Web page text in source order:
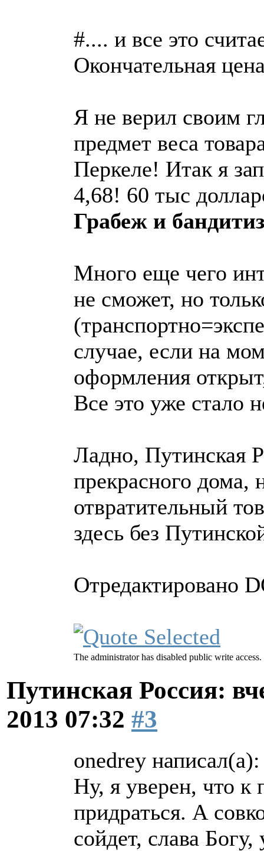
#.... и все это
Окончательная
Я не верил своим
предмет веса
Перкеле! Итак я
4,68! 60 тыс
Грабеж и
Много еще чего
не сможет, но
случае, если на
оформления
Все это уже стало
Ладно, Путинская
прекрасного
отвратительный
здесь без
Отредактировано
The administrator has disabled public write access.
Путинская Россия:
2013 07:32 #3
onedrey написал(а):
Ну, я уверен, что
придраться. А
сойдет, слава